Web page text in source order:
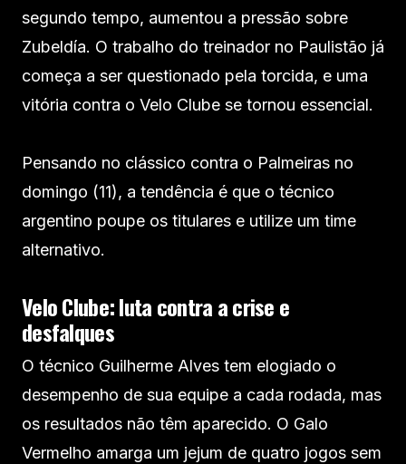
segundo tempo, aumentou a pressão sobre
Zubeldía. O trabalho do treinador no Paulistão já
começa a ser questionado pela torcida, e uma
vitória contra o Velo Clube se tornou essencial.
Pensando no clássico contra o Palmeiras no
domingo (11), a tendência é que o técnico
argentino poupe os titulares e utilize um time
alternativo.
Velo Clube: luta contra a crise e
desfalques
O técnico Guilherme Alves tem elogiado o
desempenho de sua equipe a cada rodada, mas
os resultados não têm aparecido. O Galo
Vermelho amarga um jejum de quatro jogos sem